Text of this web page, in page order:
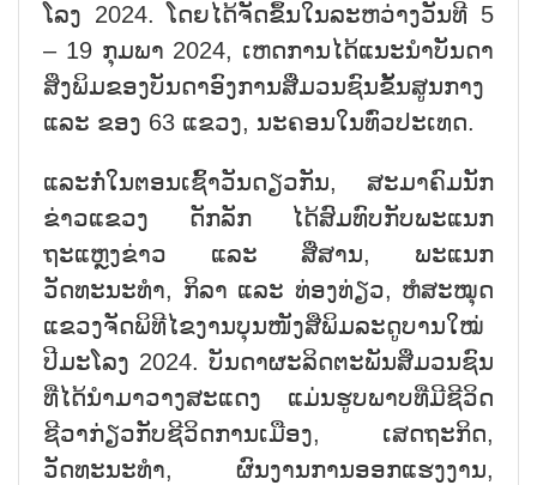
ໂລງ 2024. ໂດຍໄດ້ຈັດຂຶ້ນໃນລະຫວ່າງວັນທີ 5
– 19 ກຸມພາ 2024, ເຫດການໄດ້ແນະນຳບັນດາ
ສິ່ງພິມຂອງບັນດາອົງການສື່ມວນຊົນຂັ້ນສູນກາງ
ແລະ ຂອງ 63 ແຂວງ, ນະຄອນໃນທົ່ວປະເທດ.
ແລະກໍ່ໃນຕອນເຊົ້າວັນດຽວກັນ, ສະມາຄົມນັກ
ຂ່າວແຂວງ ດັກລັກ ໄດ້ສົມທົບກັບພະແນກ
ຖະແຫຼງຂ່າວ ແລະ ສື່ສານ, ພະແນກ
ວັດທະນະທຳ, ກິລາ ແລະ ທ່ອງທ່ຽວ, ຫໍສະໝຸດ
ແຂວງຈັດພິທີໄຂງານບຸນໜັງສືພິມລະດູບານໃໝ່
ປີມະໂລງ 2024. ບັນດາຜະລິດຕະພັນສື່ມວນຊົນ
ທີ່ໄດ້ນຳມາວາງສະແດງ ແມ່ນຮູບພາບທີ່ມີຊີວິດ
ຊີວາກ່ຽວກັບຊີວິດການເມືອງ, ເສດຖະກິດ,
ວັດທະນະທຳ, ຜົນງານການອອກແຮງງານ,